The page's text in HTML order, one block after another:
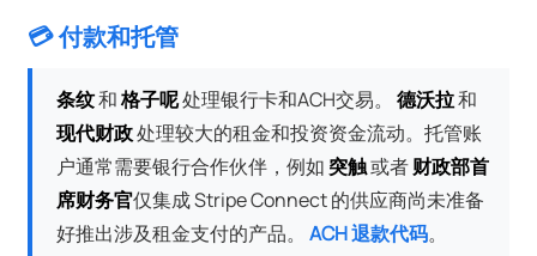
💳 付款和托管
条纹和格子呢处理银行卡和ACH交易。 德沃拉和
现代财政处理较大的租金和投资资金流动。托管账
户通常需要银行合作伙伴，例如 突触或者财政部首
席财务官仅集成 Stripe Connect 的供应商尚未准备
好推出涉及租金支付的产品。 ACH 退款代码。